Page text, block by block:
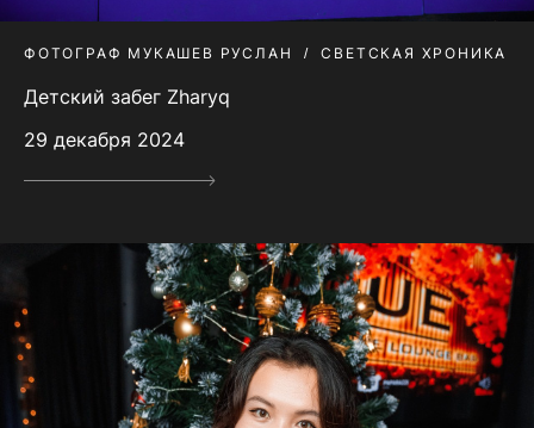
ФОТОГРАФ МУКАШЕВ РУСЛАН СВЕТСКАЯ ХРОНИКА
Детский забег Zharyq
29 декабря 2024